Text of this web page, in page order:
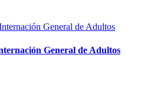
General de Adultos